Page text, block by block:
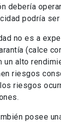
debería
podría
no es a
(calce
un alto
riesgos
riesgos
posee